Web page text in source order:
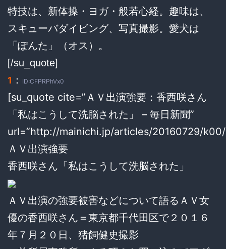
特技は、新体操・ヨガ・般若心経。趣味は、
スキューバダイビング、写真撮影。愛犬は
「ぽんた」（オス）。
[/su_quote]
1 ： ID:CFPRPhVx0
[su_quote cite=”ＡＶ出演強要：香西咲さん
「私はこうして洗脳された」 – 毎日新聞”
url=”http://mainichi.jp/articles/20160729/
ＡＶ出演強要
香西咲さん「私はこうして洗脳された」
ＡＶ出演の強要被害などについて語るＡＶ女
優の香西咲さん＝東京都千代田区で２０１６
年７月２０日、猪飼健史撮影